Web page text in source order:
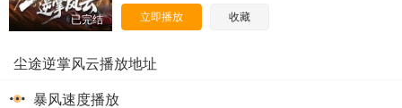
已完结 立即播放 收藏
尘途逆掌风云播放地址
暴风速度播放